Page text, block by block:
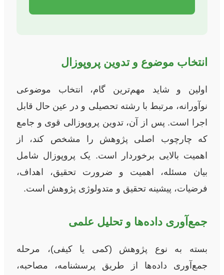
انتخاب موضوع و تدوین پروپوزال
اولین و شاید مهم‌ترین گام، انتخاب موضوعی
نوآورانه، مرتبط با رشته تحصیلی و در عین حال قابل
اجرا است. پس از آن، تدوین پروپوزالی قوی و جامع
که چارچوب اصلی پژوهش را مشخص کند، از
اهمیت بالایی برخوردار است. یک پروپوزال شامل
بیان مسئله، اهمیت و ضرورت تحقیق، اهداف،
فرضیات، پیشینه تحقیق و متدولوژی پژوهش است.
جمع‌آوری داده‌ها و تحلیل علمی
بسته به نوع پژوهش (کمی یا کیفی)، مرحله
جمع‌آوری داده‌ها از طریق پرسشنامه، مصاحبه،